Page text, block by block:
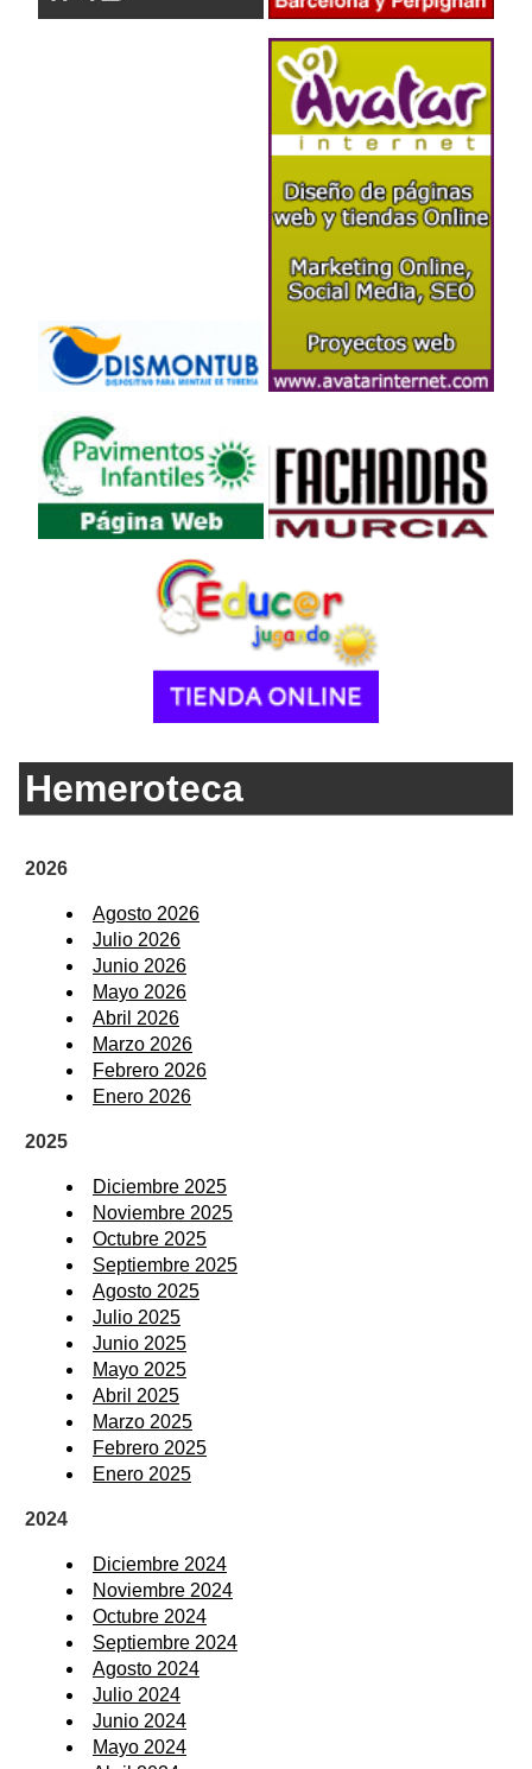
Hemeroteca
2026
Agosto 2026
Julio 2026
Junio 2026
Mayo 2026
Abril 2026
Marzo 2026
Febrero 2026
Enero 2026
2025
Diciembre 2025
Noviembre 2025
Octubre 2025
Septiembre 2025
Agosto 2025
Julio 2025
Junio 2025
Mayo 2025
Abril 2025
Marzo 2025
Febrero 2025
Enero 2025
2024
Diciembre 2024
Noviembre 2024
Octubre 2024
Septiembre 2024
Agosto 2024
Julio 2024
Junio 2024
Mayo 2024